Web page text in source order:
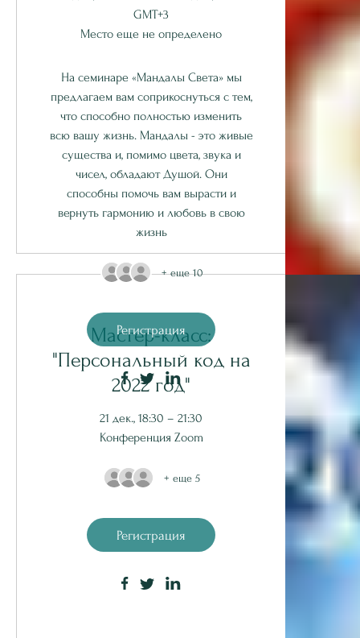
GMT+3
Место еще не определено
На семинаре «Мандалы Света» мы
предлагаем вам соприкоснуться с тем,
что способно полностью изменить
всю вашу жизнь. Мандалы - это живые
существа и, помимо цвета, звука и
чисел, обладают Душой. Они
способны помочь вам вырасти и
вернуть гармонию и любовь в свою
жизнь
+ еще 10
Регистрация
Мастер-класс:
"Персональный код на
2022 год"
21 дек., 18:30 – 21:30
Конференция Zoom
+ еще 5
Регистрация